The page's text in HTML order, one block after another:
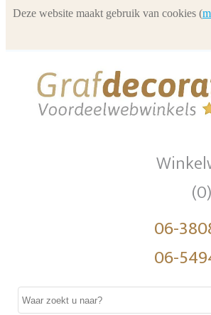
06-
06-
Deze website maakt gebruik van cookies (